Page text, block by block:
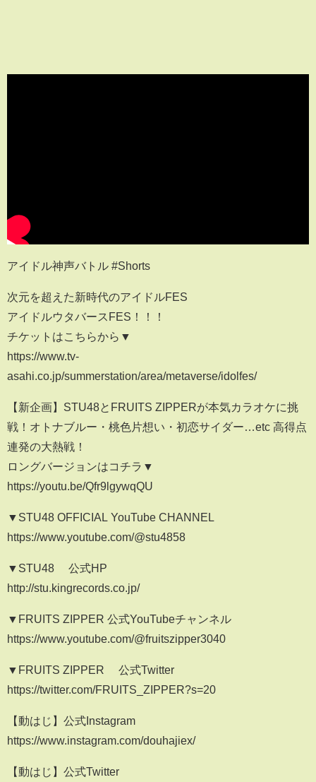
アイドル神声バトル #Shorts
次元を超えた新時代のアイドルFES
アイドルウタバースFES！！！
チケットはこちらから▼
https://www.tv-
asahi.co.jp/summerstation/area/metaverse/idolfes/
【新企画】STU48とFRUITS ZIPPERが本気カラオケに挑
戦！オトナブルー・桃色片想い・初恋サイダー…etc 高得点
連発の大熱戦！
ロングバージョンはコチラ▼
https://youtu.be/Qfr9lgywqQU
▼STU48 OFFICIAL YouTube CHANNEL
https://www.youtube.com/@stu4858
▼STU48 公式HP
http://stu.kingrecords.co.jp/
▼FRUITS ZIPPER 公式YouTubeチャンネル
https://www.youtube.com/@fruitszipper3040
▼FRUITS ZIPPER 公式Twitter
https://twitter.com/FRUITS_ZIPPER?s=20
【動はじ】公式Instagram
https://www.instagram.com/douhajiex/
【動はじ】公式Twitter